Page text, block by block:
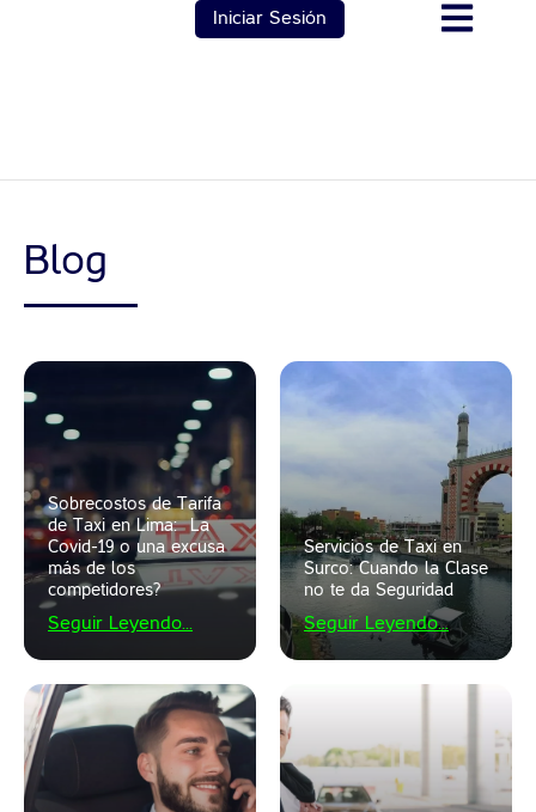
Iniciar Sesión
Blog
Sobrecostos de Tarifa
de Taxi en Lima: ¿La
Covid-19 o una excusa
más de los
competidores?
Seguir Leyendo...
Servicios de Taxi en
Surco: Cuando la Clase
no te da Seguridad
Seguir Leyendo...